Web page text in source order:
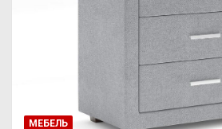
МЕБЕЛЬ